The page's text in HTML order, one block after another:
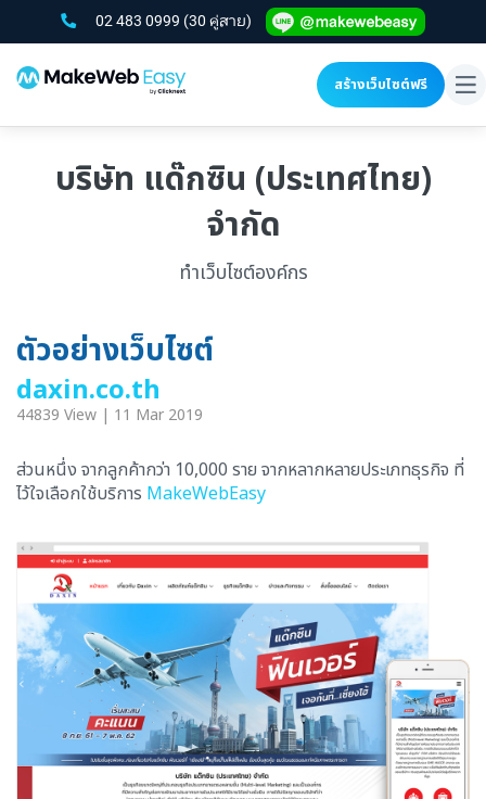
02 483 0999 (30 คู่สาย)
สร้างเว็บไซต์ฟรี
บริษัท แด๊กซิน (ประเทศไทย)
จำกัด
ทำเว็บไซต์องค์กร
ตัวอย่างเว็บไซต์
daxin.co.th
44839 View | 11 Mar 2019
ส่วนหนึ่ง จากลูกค้ากว่า 10,000 ราย จากหลากหลายประเภทธุรกิจ ที่
ไว้ใจเลือกใช้บริการ MakeWebEasy